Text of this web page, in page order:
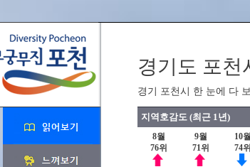
경기도 포천
경기 포천시 한 눈에 다 보
지역호감도 (최근 1년)
8월
76위
9월
71위
10월
74위